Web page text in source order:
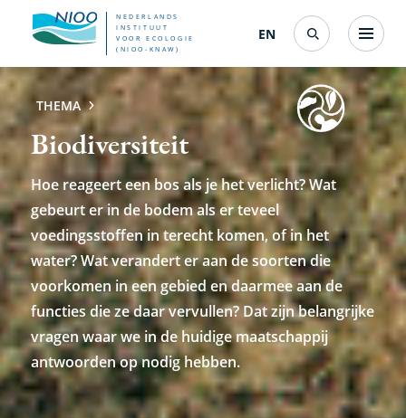
Overslaan
naar
de
inhoud
gaan
NEDERLANDS
INSTITUUT
VOOR ECOLOGIE
(NIOO-KNAW)
EN English
(interfacetaal
wijzigen)
SearchMenu
Biodiversiteit
Hoe reageert een bos als je het verlicht? Wat
gebeurt er in de bodem als er teveel
voedingsstoffen in terecht komen, of in het
water? Wat verandert er aan de soorten die
voorkomen in een gebied en daarmee aan de
functies die ze daar vervullen? Dat zijn belangrijke
vragen waar we in de huidige maatschappij
antwoorden op nodig hebben.
THEMA